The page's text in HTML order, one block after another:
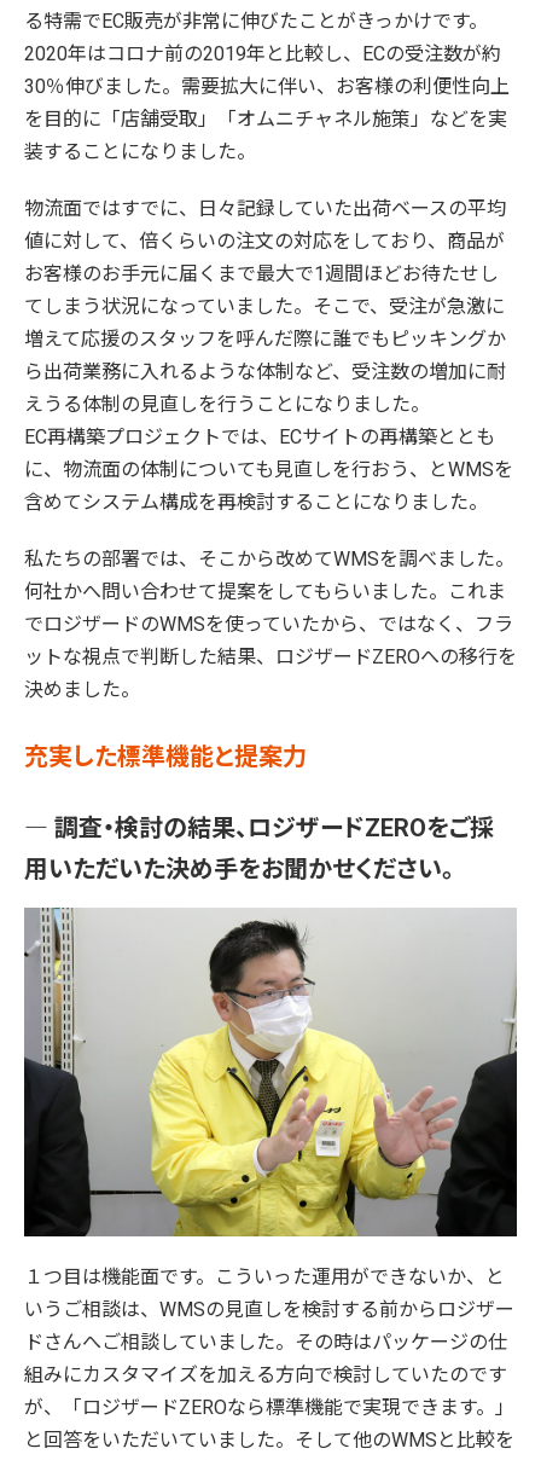
る特需でEC販売が非常に伸びたことがきっかけです。
2020年はコロナ前の2019年と比較し、ECの受注数が約
30％伸びました。需要拡大に伴い、お客様の利便性向上
を目的に「店舗受取」「オムニチャネル施策」などを実
装することになりました。
物流面ではすでに、日々記録していた出荷ベースの平均
値に対して、倍くらいの注文の対応をしており、商品が
お客様のお手元に届くまで最大で1週間ほどお待たせし
てしまう状況になっていました。そこで、受注が急激に
増えて応援のスタッフを呼んだ際に誰でもピッキングか
ら出荷業務に入れるような体制など、受注数の増加に耐
えうる体制の見直しを行うことになりました。
EC再構築プロジェクトでは、ECサイトの再構築ととも
に、物流面の体制についても見直しを行おう、とWMSを
含めてシステム構成を再検討することになりました。
私たちの部署では、そこから改めてWMSを調べました。
何社かへ問い合わせて提案をしてもらいました。これま
でロジザードのWMSを使っていたから、ではなく、フラ
ットな視点で判断した結果、ロジザードZEROへの移行を
決めました。
充実した標準機能と提案力
― 調査・検討の結果、ロジザードZEROをご採
用いただいた決め手をお聞かせください。
１つ目は機能面です。こういった運用ができないか、と
いうご相談は、WMSの見直しを検討する前からロジザー
ドさんへご相談していました。その時はパッケージの仕
組みにカスタマイズを加える方向で検討していたのです
が、「ロジザードZEROなら標準機能で実現できます。」
と回答をいただいていました。そして他のWMSと比較を